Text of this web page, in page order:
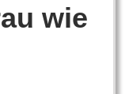
wie